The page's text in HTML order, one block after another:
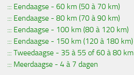
::: Eendaagse - 60 km (50 à 70 km)
::: Eendaagse - 80 km (70 à 90 km)
::: Eendaagse - 100 km (80 à 120 km)
::: Eendaagse - 150 km (120 à 180 km)
::: Tweedaagse - 35 à 55 of 60 à 80 km
::: Meerdaagse - 4 à 7 dagen